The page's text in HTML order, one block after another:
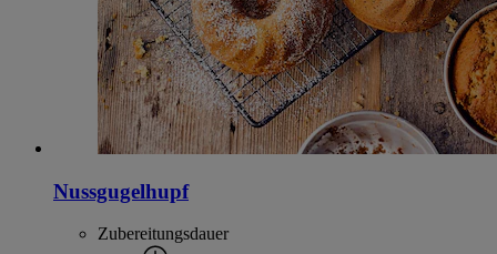
Nussgugelhupf
Zubereitungsdauer